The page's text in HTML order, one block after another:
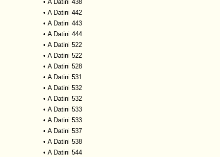
• A Datini 438
• A Datini 442
• A Datini 443
• A Datini 444
• A Datini 522
• A Datini 522
• A Datini 528
• A Datini 531
• A Datini 532
• A Datini 532
• A Datini 533
• A Datini 533
• A Datini 537
• A Datini 538
• A Datini 544